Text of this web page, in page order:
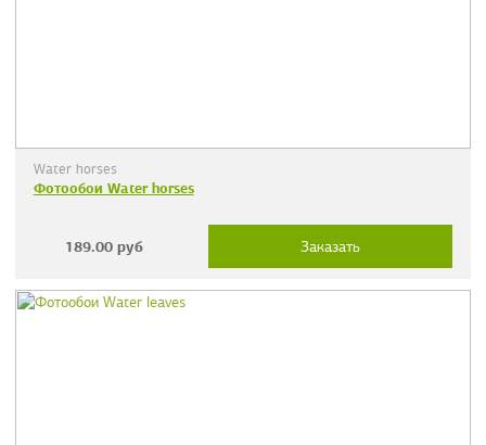
Water horses
Фотообои Water horses
189.00 руб Заказать